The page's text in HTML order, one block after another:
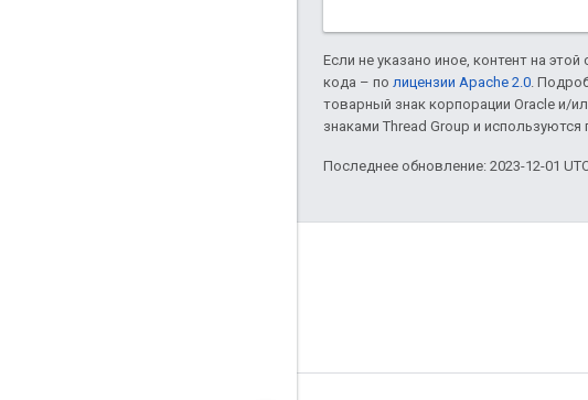
Если не указано иное, контент на
кода – по лицензии Apache 2.0.
товарный знак корпорации Oracle и/
знаками Thread Group и используются
Последнее обновление: 2023-12-01